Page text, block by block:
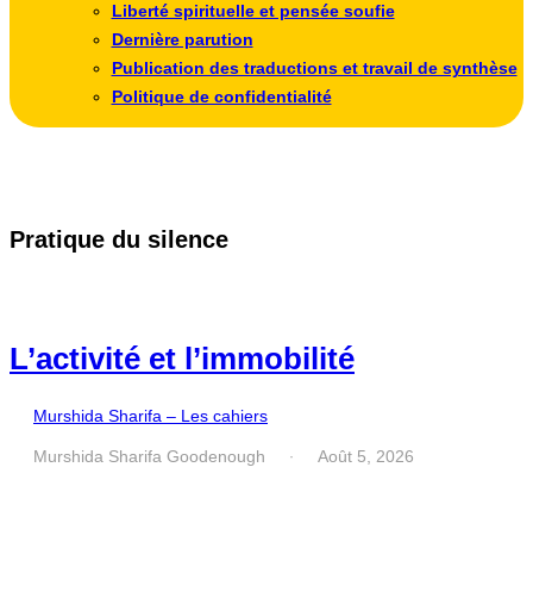
Liberté spirituelle et pensée soufie
Dernière parution
Publication des traductions et travail de synthèse
Politique de confidentialité
Pratique du silence
L’activité et l’immobilité
Murshida Sharifa – Les cahiers
Murshida Sharifa Goodenough · Août 5, 2026